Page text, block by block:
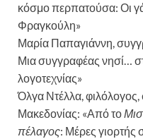
κόσμο περπατούσα: Οι
Φραγκούλη»
Μαρία Παπαγιάννη,
Μια συγγραφέας νησί…
λογοτεχνίας»
Όλγα Ντέλλα,
Μακεδονίας: «Από το
πέλαγος: Μέρες γιορτής